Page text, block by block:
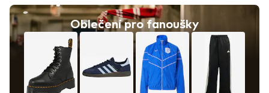
Oblečení pro fanoušky